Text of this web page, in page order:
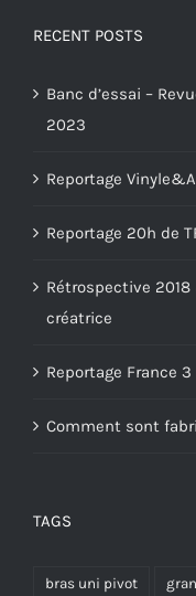
RECENT POSTS
Banc d’essai –
2023
Reportage
Reportage 20h de
Rétrospective
créatrice
Reportage France 3
Comment sont
TAGS
bras uni pivot